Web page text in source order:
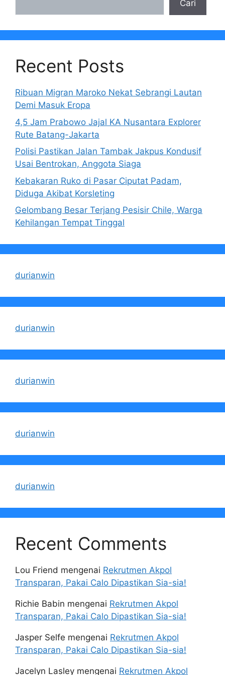
Cari
Recent Posts
Ribuan Migran Maroko Nekat Sebrangi Lautan
Demi Masuk Eropa
4,5 Jam Prabowo Jajal KA Nusantara Explorer
Rute Batang-Jakarta
Polisi Pastikan Jalan Tambak Jakpus Kondusif
Usai Bentrokan, Anggota Siaga
Kebakaran Ruko di Pasar Ciputat Padam,
Diduga Akibat Korsleting
Gelombang Besar Terjang Pesisir Chile, Warga
Kehilangan Tempat Tinggal
durianwin
durianwin
durianwin
durianwin
durianwin
Recent Comments
Lou Friend mengenai Rekrutmen Akpol
Transparan, Pakai Calo Dipastikan Sia-sia!
Richie Babin mengenai Rekrutmen Akpol
Transparan, Pakai Calo Dipastikan Sia-sia!
Jasper Selfe mengenai Rekrutmen Akpol
Transparan, Pakai Calo Dipastikan Sia-sia!
Jacelyn Lasley mengenai Rekrutmen Akpol